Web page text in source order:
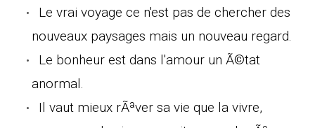
Le vrai voyage ce n'est pas de chercher des
nouveaux paysages mais un nouveau regard.
Le bonheur est dans l'amour un Ã©tat
anormal.
Il vaut mieux rÃªver sa vie que la vivre,